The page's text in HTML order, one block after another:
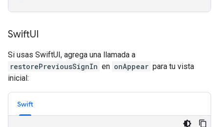
SwiftUI
Si usas SwiftUI, agrega una llamada a
restorePreviousSignIn en onAppear para tu vista
inicial:
Swift